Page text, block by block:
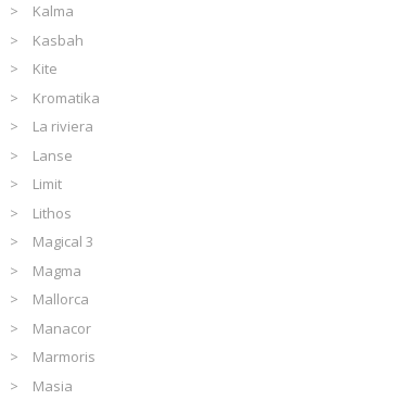
Kalma
Kasbah
Kite
Kromatika
La riviera
Lanse
Limit
Lithos
Magical 3
Magma
Mallorca
Manacor
Marmoris
Masia